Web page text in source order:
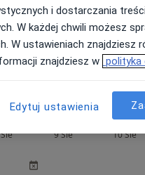
9 Sie
Pon,
10 Sie
i dostarczania
W każdej chwili możesz
W ustawieniach znajdziesz
znajdziesz w polityka
Edytuj ustawienia